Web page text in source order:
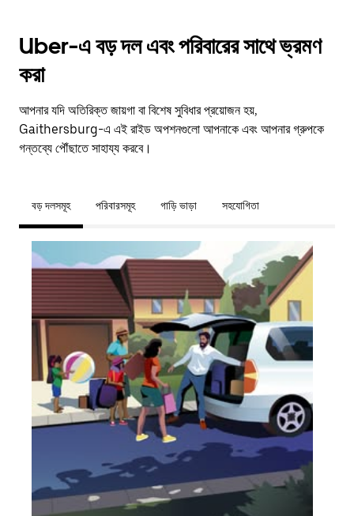
Uber-এ বড় দল এবং পরিবারের সাথে ভ্রমণ
করা
আপনার যদি অতিরিক্ত জায়গা বা বিশেষ সুবিধার প্রয়োজন হয়,
Gaithersburg-এ এই রাইড অপশনগুলো আপনাকে এবং আপনার গ্রুপকে
গন্তব্যে পৌঁছাতে সাহায্য করবে।
বড় দলসমূহ পরিবারসমূহ গাড়ি ভাড়া সহযোগিতা